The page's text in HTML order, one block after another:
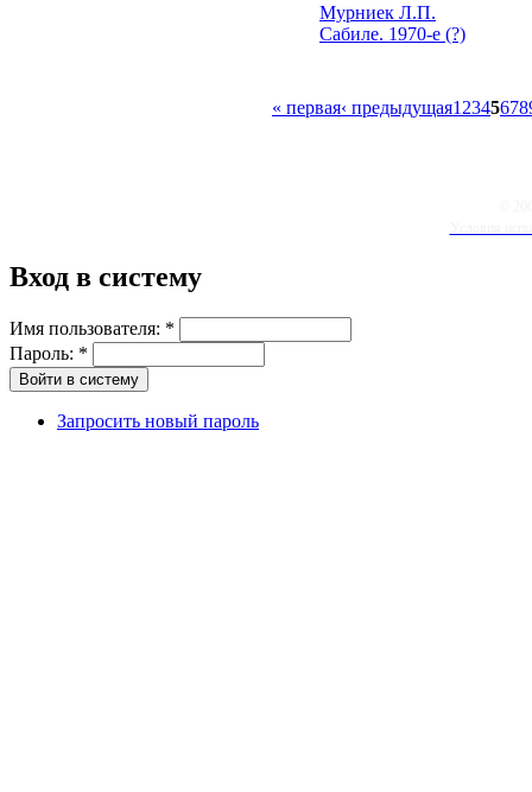
Мурниек Л.П.
Сабиле. 1970-е (?)
« первая‹ предыдущая1 2345678
Вход в систему
Имя пользователя: *
Пароль: *
Запросить новый пароль